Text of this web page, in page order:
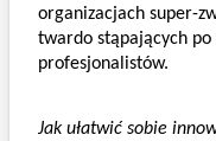
organizacjach super-
twardo stąpających po
profesjonalistów.
Jak ułatwić sobie